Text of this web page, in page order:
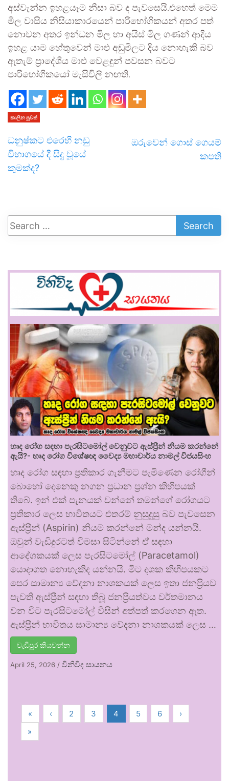
අස්වැන්න ඉහළයෑම නීසා බව ද පැවසෙයි.එහෙත් මෙම
මිල වාසිය නිසියාකාරයෙන් පාරිභෝගිකයන් අතර පත්
නොවන අතර ඉන්ධන මිල හා අයිස් මිල ගණන් ආදිය
ඉහළ යාම හේතුවෙන් මාළු අඩුමිලට දිය නොහැකි බව
ඇතැම් ප්‍රාදේශීය මාළු වෙළඳුන් පවසන බවට
පාරිභෝගිකයෝ මැසිවිලි නඟති.
කාලීන පුවත්
ධනුෂ්කට එරෙහි නඩු
විභාගයේ දී සිදු වූයේ
කුමක්ද?
ඔරුවෙන් ගොස් ගෙයම්
කපති
හෘද රෝග සඳහා පැරසිටමෝල් වෙනුවට ඇස්ප්‍රීන් නියම කරන්නේ
ඇයි?- හෘද රෝග විශේෂඥ වෛද්‍ය මහාචාර්ය නාමල් විජයසිංහ
හෘද රෝග සඳහා ප්‍රතිකාර ගැනීමට පැමිණෙන රෝගීන්
බොහෝ දෙනෙකු නගන ප්‍රධාන ප්‍රශ්න කිහිපයක්
තිබේ. ඉන් එක් පැනයක් වන්නේ තමන්ගේ රෝගයට
ප්‍රතිකාර ලෙස භාවිතයට එතරම් නුසුදුසු බව පැවසෙන
ඇස්ප්‍රීන් (Aspirin) නියම කරන්නේ මන්ද යන්නයි.
ඔවුන් වැඩිදුරටත් විමසා සිටින්නේ ඒ සඳහා
ආදේශකයක් ලෙස පැරසිටමෝල් (Paracetamol)
යොදාගත නොහැකිද යන්නයි. මීට දශක කිහිපයකට
පෙර සාමාන්‍ය වේදනා නාශකයක් ලෙස ඉතා ජනප්‍රියව
පැවති ඇස්ප්‍රීන් සඳහා තිබූ ජනප්‍රියත්වය වර්තමානය
වන විට පැරසිටමෝල් විසින් අත්පත් කරගෙන ඇත.
ඇස්ප්‍රීන් භාවිතය සාමාන්‍ය වේදනා නාශකයක් ලෙස …
වැඩිපුර කියවන්න
April 25, 2026 / විනිවිද සායනය
« ‹ 2 3 4 5 6
›
»